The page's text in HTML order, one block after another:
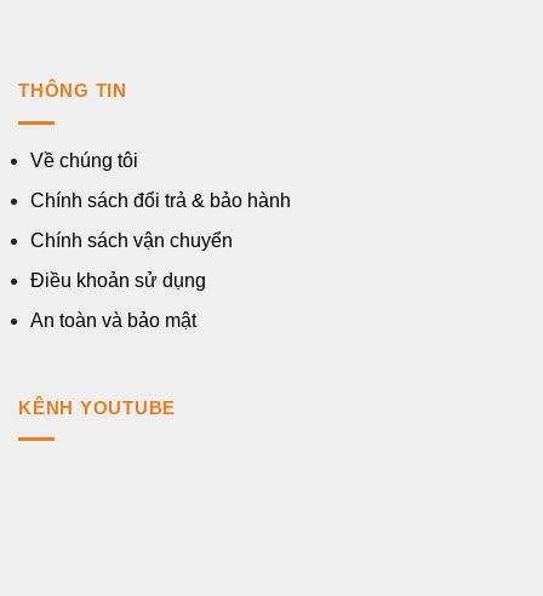
THÔNG TIN
Về chúng tôi
Chính sách đổi trả & bảo hành
Chính sách vận chuyển
Điều khoản sử dụng
An toàn và bảo mật
KÊNH YOUTUBE